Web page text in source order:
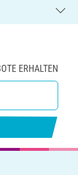
ERHALTEN